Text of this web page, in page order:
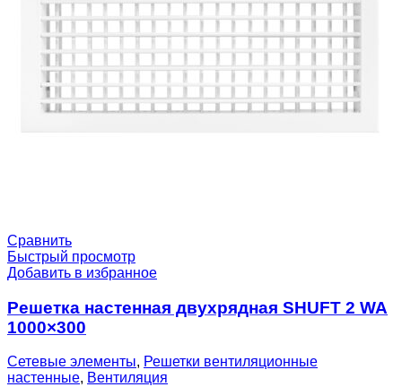
Сравнить
Быстрый просмотр
Добавить в избранное
Решетка настенная двухрядная SHUFT 2 WA
1000×300
Сетевые элементы, Решетки вентиляционные
настенные, Вентиляция